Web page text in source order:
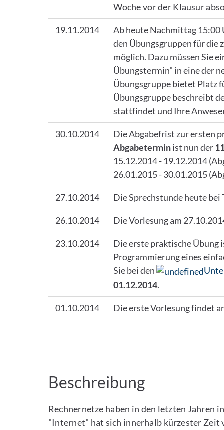
Woche vor der Klausur
19.11.2014
Ab heute Nachmittag 15:00
den Übungsgruppen für die
möglich. Dazu müssen Sie
Übungstermin" in eine der
Übungsgruppe bietet Platz
Übungsgruppe beschreibt
stattfindet und Ihre
30.10.2014
Die Abgabefrist zur ersten
Abgabeterminist nun der
15.12.2014 - 19.12.2014
26.01.2015 - 30.01.2015
27.10.2014 Die Sprechstunde heute
26.10.2014 Die Vorlesung am
23.10.2014
Die erste praktische Übung
Programmierung eines
Sie bei den
01.12.2014.
01.10.2014 Die erste Vorlesung findet
Beschreibung
Rechnernetze haben in den letzten Jahren
"Internet" hat sich innerhalb kürzester Zeit